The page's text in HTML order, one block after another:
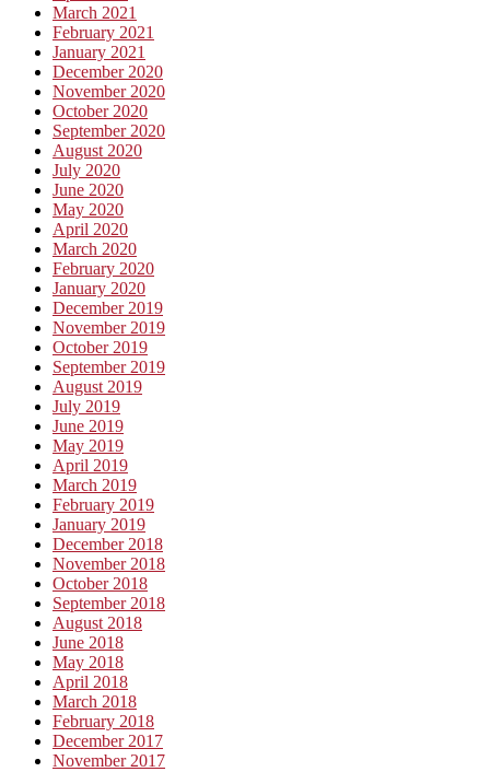
March 2021
February 2021
January 2021
December 2020
November 2020
October 2020
September 2020
August 2020
July 2020
June 2020
May 2020
April 2020
March 2020
February 2020
January 2020
December 2019
November 2019
October 2019
September 2019
August 2019
July 2019
June 2019
May 2019
April 2019
March 2019
February 2019
January 2019
December 2018
November 2018
October 2018
September 2018
August 2018
June 2018
May 2018
April 2018
March 2018
February 2018
December 2017
November 2017